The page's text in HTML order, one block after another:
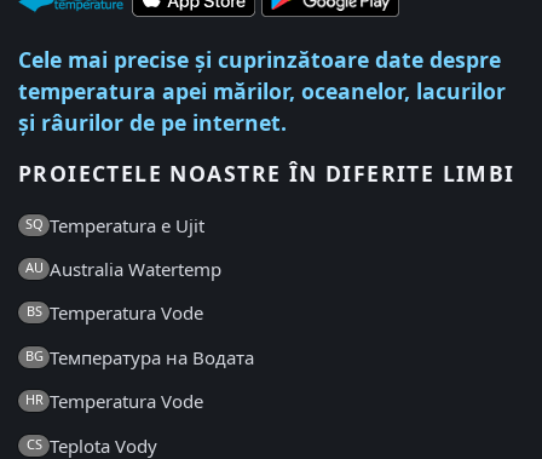
Cele mai precise și cuprinzătoare date despre
temperatura apei mărilor, oceanelor, lacurilor
și râurilor de pe internet.
PROIECTELE NOASTRE ÎN DIFERITE LIMBI
SQ Temperatura e Ujit
AU Australia Watertemp
BS Temperatura Vode
BG Температура на Водата
HR Temperatura Vode
CS Teplota Vody